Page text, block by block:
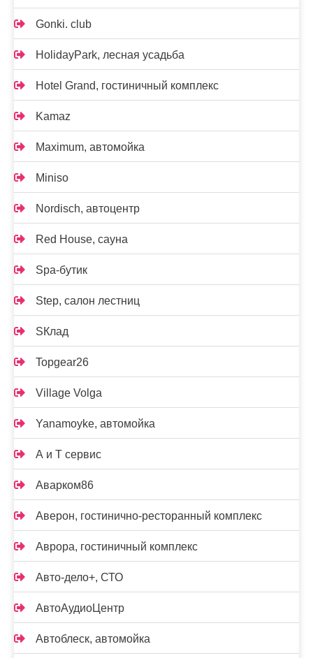
Gonki. club
HolidayPark, лесная усадьба
Hotel Grand, гостиничный комплекс
Kamaz
Maximum, автомойка
Miniso
Nordisch, автоцентр
Red House, сауна
Spa-бутик
Step, салон лестниц
SКлад
Topgear26
Village Volga
Yanamoyke, автомойка
А и Т сервис
Аварком86
Аверон, гостинично-ресторанный комплекс
Аврора, гостиничный комплекс
Авто-дело+, СТО
АвтоАудиоЦентр
Автоблеск, автомойка